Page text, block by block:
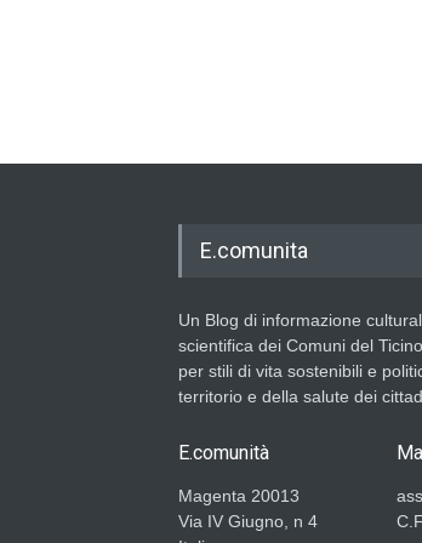
E.comunita
Un Blog di informazione
scientifica dei Comuni del
per stili di vita sostenibili e
territorio e della salute dei
E.comunità
Magenta 20013
Via IV Giugno, n 4